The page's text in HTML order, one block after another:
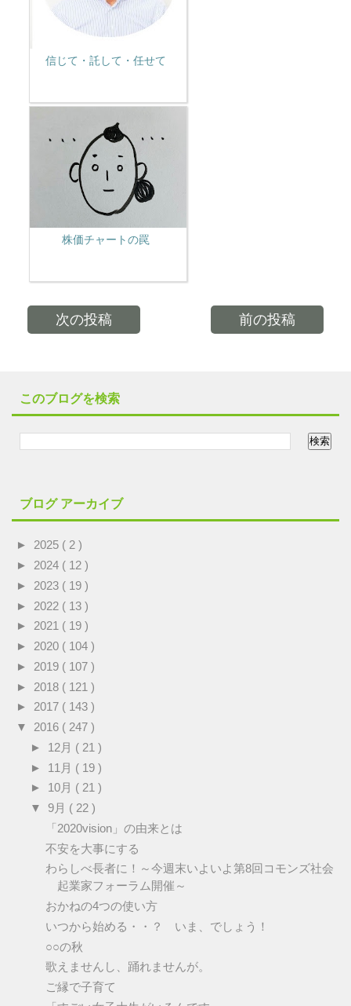
信じて・託して・任せて
株価チャートの罠
次の投稿 前の投稿
このブログを検索
ブログ アーカイブ
► 2025 ( 2 )
► 2024 ( 12 )
► 2023 ( 19 )
► 2022 ( 13 )
► 2021 ( 19 )
► 2020 ( 104 )
► 2019 ( 107 )
► 2018 ( 121 )
► 2017 ( 143 )
▼ 2016 ( 247 )
► 12月 ( 21 )
► 11月 ( 19 )
► 10月 ( 21 )
▼ 9月 ( 22 )
「2020vision」の由来とは
不安を大事にする
わらしべ長者に！～今週末いよいよ第8回コモンズ社会
起業家フォーラム開催～
おかねの4つの使い方
いつから始める・・？ いま、でしょう！
○○の秋
歌えませんし、踊れませんが。
ご縁で子育て